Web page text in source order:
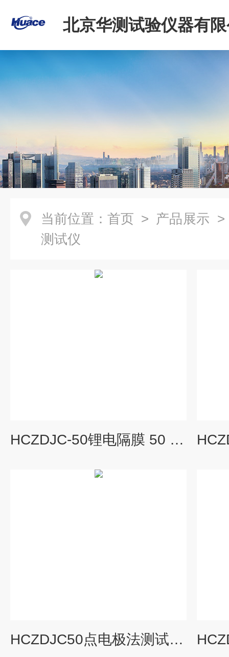
北京华测试验仪器有
当前位置： 首页 > 产品展示
测试仪
HCZDJC-50锂电隔膜 50 点电极击穿试验仪
HCZDJC50点电极法测试系统